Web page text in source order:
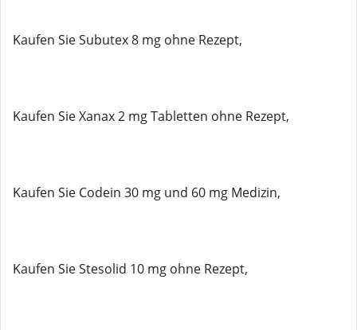
Kaufen Sie Subutex 8 mg ohne Rezept,
Kaufen Sie Xanax 2 mg Tabletten ohne Rezept,
Kaufen Sie Codein 30 mg und 60 mg Medizin,
Kaufen Sie Stesolid 10 mg ohne Rezept,